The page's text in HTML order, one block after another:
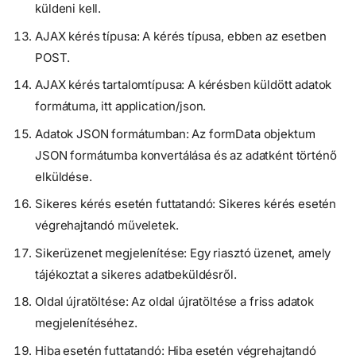
küldeni kell.
AJAX kérés típusa: A kérés típusa, ebben az esetben
POST.
AJAX kérés tartalomtípusa: A kérésben küldött adatok
formátuma, itt application/json.
Adatok JSON formátumban: Az formData objektum
JSON formátumba konvertálása és az adatként történő
elküldése.
Sikeres kérés esetén futtatandó: Sikeres kérés esetén
végrehajtandó műveletek.
Sikerüzenet megjelenítése: Egy riasztó üzenet, amely
tájékoztat a sikeres adatbeküldésről.
Oldal újratöltése: Az oldal újratöltése a friss adatok
megjelenítéséhez.
Hiba esetén futtatandó: Hiba esetén végrehajtandó